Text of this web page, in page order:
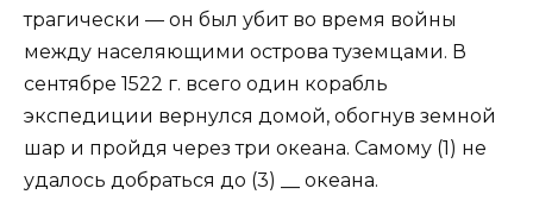
трагически — он был убит во время войны
между населяющими острова туземцами. В
сентябре 1522 г. всего один корабль
экспедиции вернулся домой, обогнув земной
шар и пройдя через три океана. Самому (1) не
удалось добраться до (3) __ океана.